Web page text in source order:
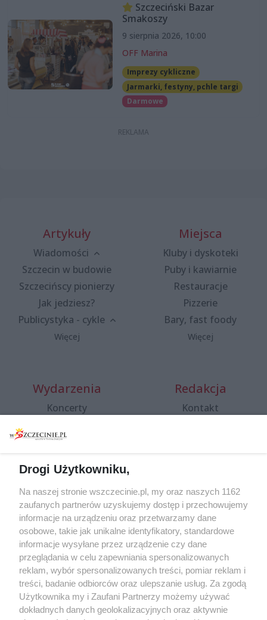
Szczeciński Bazar
Smakoszy
9 sierpnia 2026, 10:00
OFF Marina
Imprezy cykliczne
Jarmarki, festyny, pchle targi
Darmowe
Artykuły
Wiadomości
Szczecin w budowie
Szczecińscy pionierzy
Jak jedziesz?
Publicystyka - cykle
Więcej
Miejsca
Kluby i dyskoteki
Puby i kawiarnie
Restauracje
Pizzerie
Bary, fast foody
Więcej
Wydarzenia
Koncerty
Spacery i oprowadzania
targi
Wernisaże
Więcej
Redakcja
Kontakt
Specjalny koncert z okazji
20. urodzin portalu
wSzczecinie.pl
Regulamin konkursów
śniadaniówka "Hej
Szczecin! Jest piątek!"
Partnerzy
Drogi Użytkowniku,
Na naszej stronie wszczecinie.pl, my oraz naszych 1162
zaufanych partnerów uzyskujemy dostęp i przechowujemy
informacje na urządzeniu oraz przetwarzamy dane
osobowe, takie jak unikalne identyfikatory, standardowe
informacje wysyłane przez urządzenie czy dane
przeglądania w celu zapewniania spersonalizowanych
reklam, wybór spersonalizowanych treści, pomiar reklam i
treści, badanie odbiorców oraz ulepszanie usług. Za zgodą
Użytkownika my i Zaufani Partnerzy możemy używać
dokładnych danych geolokalizacyjnych oraz aktywnie